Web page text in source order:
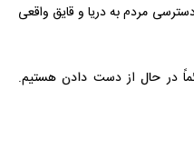
مردم به دریا و قایق واقعی
در حال از دست دادن هستیم.